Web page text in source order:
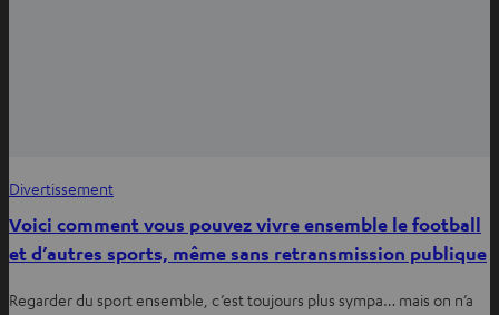
Divertissement
Voici comment vous pouvez vivre ensemble le football
et d’autres sports, même sans retransmission publique
Regarder du sport ensemble, c’est toujours plus sympa… mais on n’a